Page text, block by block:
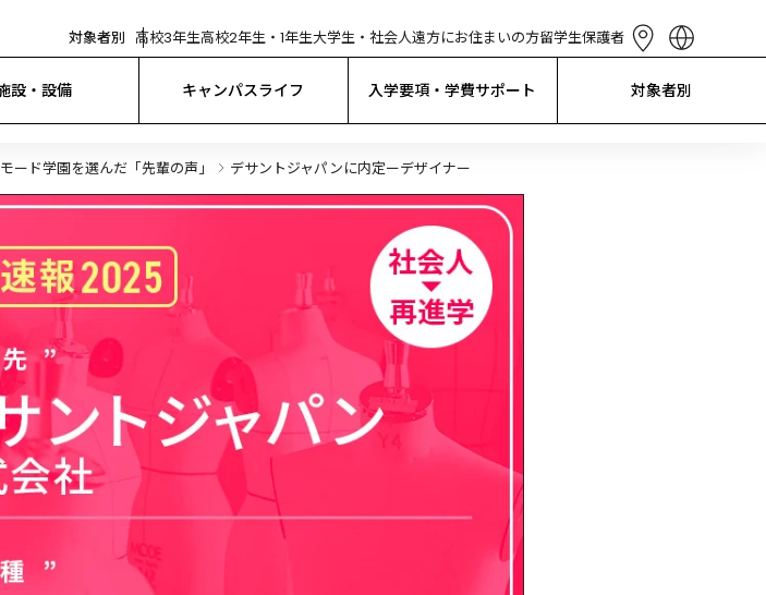
対象者別 高校3年生高校2年生・1年生大学生・社会人遠方にお住まいの方留学生保護者
简体中文
設・設備 キャンパスライフ 入学要項・学費サポート 対象者別
モード学園を選んだ「先輩の声」 デサントジャパンに内定ーデザイナー